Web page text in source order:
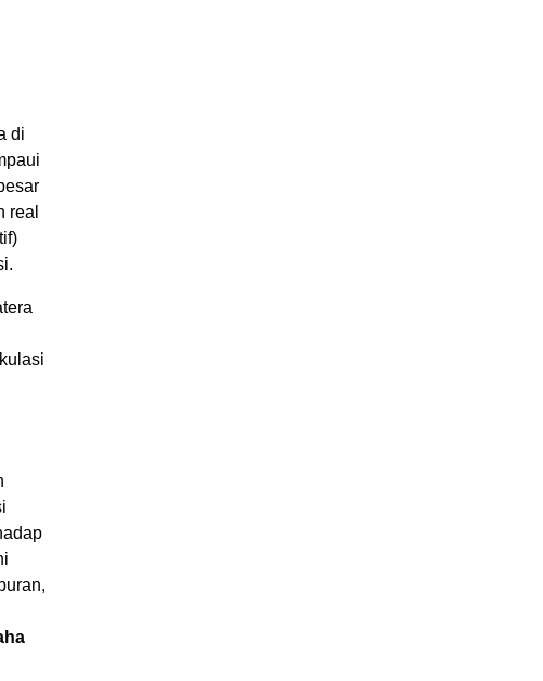
di
real